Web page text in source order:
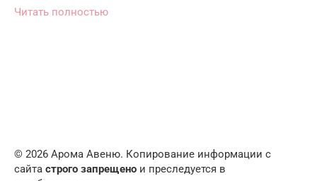
Читать полностью
© 2026 Арома Авеню. Копирование информации с
сайта строго запрещено и преследуется в